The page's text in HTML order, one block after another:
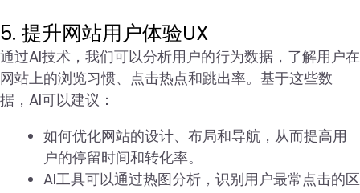
5. 提升网站用户体验UX
通过AI技术，我们可以分析用户的行为数据，了解用户在
网站上的浏览习惯、点击热点和跳出率。基于这些数
据，AI可以建议：
如何优化网站的设计、布局和导航，从而提高用
户的停留时间和转化率。
AI工具可以通过热图分析，识别用户最常点击的区